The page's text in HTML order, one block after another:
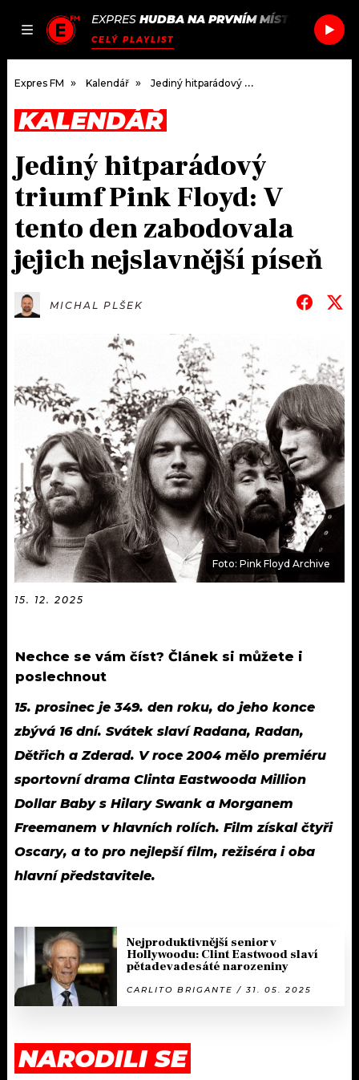
JAK
SEZNAM.CZ
EXPRES HUDBA NA PRVNÍM MÍSTĚ CALIN
CELÝ PLAYLIST
DOMŮ
ČLÁNKY
HUDBA
ROZHOVORY
KVÍZY
VIP
TRENDY
KULTURA
MIX
OSTATNÍ
PODCASTY
JAK NALADIT
RÁDIO
PLAYLIST
JAK NALADIT
Expres FM Kalendář Jediný hitparádový triumf Pink Floyd: V tento den zabodovala jejich nejslavnější píseň
KALENDÁŘ
Jediný hitparádový
triumf Pink Floyd: V
tento den zabodovala
jejich nejslavnější píseň
MICHAL PLŠEK
Foto: Pink Floyd Archive
15. 12. 2025
Nechce se vám číst? Článek si můžete i
poslechnout
15. prosinec je 349. den roku, do jeho konce
zbývá 16 dní. Svátek slaví Radana, Radan,
Dětřich a Zderad. V roce 2004 mělo premiéru
sportovní drama Clinta Eastwooda Million
Dollar Baby s Hilary Swank a Morganem
Freemanem v hlavních rolích. Film získal čtyři
Oscary, a to pro nejlepší film, režiséra i oba
hlavní představitele.
Nejproduktivnější senior v
Hollywoodu: Clint Eastwood slaví
pětadevadesáté narozeniny
CARLITO BRIGANTE / 31. 05. 2025
NARODILI SE